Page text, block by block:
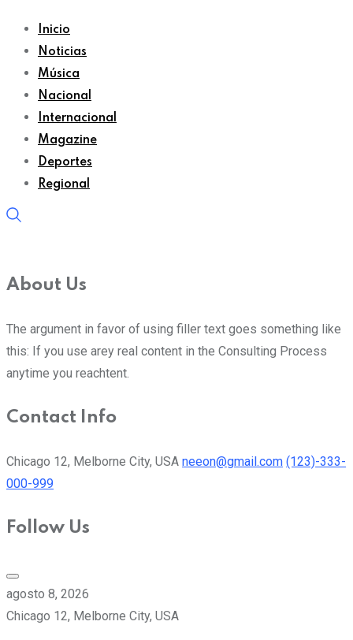
Inicio
Noticias
Música
Nacional
Internacional
Magazine
Deportes
Regional
About Us
The argument in favor of using filler text goes something like
this: If you use arey real content in the Consulting Process
anytime you reachtent.
Contact Info
Chicago 12, Melborne City, USA neeon@gmail.com (123)-333-
000-999
Follow Us
agosto 8, 2026
Chicago 12, Melborne City, USA